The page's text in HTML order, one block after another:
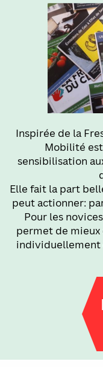
Inspirée de la
Mobilité
sensibilisation
Elle fait la part
peut actionner:
Pour les
permet de